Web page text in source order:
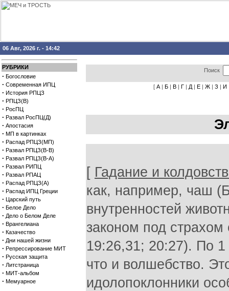
06 Авг, 2026 г. - 14:42
РУБРИКИ
· Богословие
· Современная ИПЦ
· История РПЦЗ
· РПЦЗ(В)
· РосПЦ
· Развал РосПЦ(Д)
· Апостасия
· МП в картинках
· Распад РПЦЗ(МП)
· Развал РПЦЗ(В-В)
· Развал РПЦЗ(В-А)
· Развал РИПЦ
· Развал РПАЦ
· Распад РПЦЗ(А)
· Распад ИПЦ Греции
· Царский путь
· Белое Дело
· Дело о Белом Деле
· Врангелиана
· Казачество
· Дни нашей жизни
· Репрессирование МИТ
· Русская защита
· Литстраница
· МИТ-альбом
· Мемуарное
Поиск
[ А | Б | В | Г | Д | Е | Ж | З | И
[ Гадание и
как, например, чаш
внутренностей
законом под
19:26,31; 20:27). По 1
что и волшебство.
идолопоклонники